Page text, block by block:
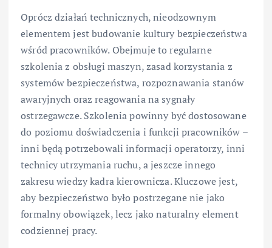
Oprócz działań technicznych, nieodzownym
elementem jest budowanie kultury bezpieczeństwa
wśród pracowników. Obejmuje to regularne
szkolenia z obsługi maszyn, zasad korzystania z
systemów bezpieczeństwa, rozpoznawania stanów
awaryjnych oraz reagowania na sygnały
ostrzegawcze. Szkolenia powinny być dostosowane
do poziomu doświadczenia i funkcji pracowników –
inni będą potrzebowali informacji operatorzy, inni
technicy utrzymania ruchu, a jeszcze innego
zakresu wiedzy kadra kierownicza. Kluczowe jest,
aby bezpieczeństwo było postrzegane nie jako
formalny obowiązek, lecz jako naturalny element
codziennej pracy.